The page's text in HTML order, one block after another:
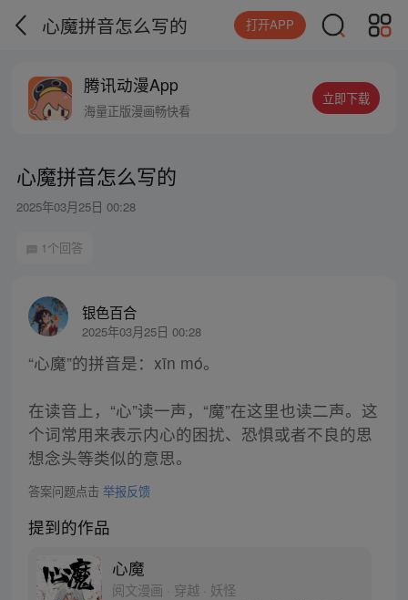
心魔拼音怎么写的 打开APP
腾讯动漫App
海量正版漫画畅快看
立即下载
心魔拼音怎么写的
2025年03月25日 00:28
1个回答
银色百合
2025年03月25日 00:28
“心魔”的拼音是：xīn mó。
在读音上，“心”读一声，“魔”在这里也读二声。这
个词常用来表示内心的困扰、恐惧或者不良的思
想念头等类似的意思。
答案问题点击 举报反馈
提到的作品
心魔
阅文漫画 · 穿越 · 妖怪